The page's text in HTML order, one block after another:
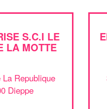
S.C.I LE
LA MOTTE
Republique
Dieppe